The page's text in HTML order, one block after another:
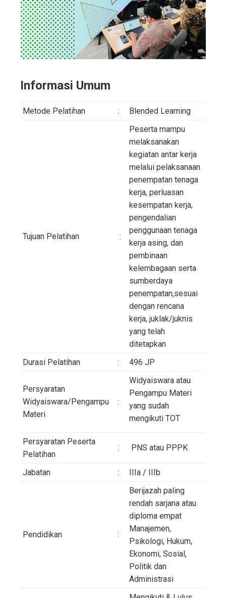
Informasi Umum
Metode Pelatihan : Blended Learning
Tujuan Pelatihan :
Peserta mampu
melaksanakan
kegiatan antar kerja
melalui pelaksanaan
penempatan tenaga
kerja, perluasan
kesempatan kerja,
pengendalian
penggunaan tenaga
kerja asing, dan
pembinaan
kelembagaan serta
sumberdaya
penempatan,sesuai
dengan rencana
kerja, juklak/juknis
yang telah
ditetapkan
Durasi Pelatihan
: 496 JP
Persyaratan
Widyaiswara/Pengampu
Materi
:
Widyaiswara atau
Pengampu Materi
yang sudah
mengikuti TOT
Persyaratan Peserta
Pelatihan
: PNS atau PPPK
Jabatan : IIIa / IIIb
Pendidikan :
Berijazah paling
rendah sarjana atau
diploma empat
Manajemen,
Psikologi, Hukum,
Ekonomi, Sosial,
Politik dan
Administrasi